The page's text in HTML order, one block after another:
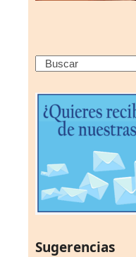
Search
Sugerencias